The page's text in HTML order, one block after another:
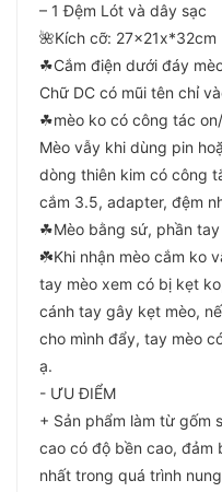
– 1 Đệm Lót và dây sạc
🌺Kích cỡ: 27x21x*32cm
☘Cắm điện dưới đáy
Chữ DC có mũi tên chỉ
☘mèo ko có công tác
Mèo vẫy khi dùng pin
dòng thiên kim có công
cắm 3.5, adapter, đệm
☘Mèo bằng sứ, phần
☘️Khi nhận mèo cắm ko
tay mèo xem có bị kẹt
cánh tay gây kẹt mèo,
cho mình đẩy, tay mèo
ạ.
- ƯU ĐIỂM
+ Sản phẩm làm từ gốm
cao có độ bền cao, đảm
nhất trong quá trình